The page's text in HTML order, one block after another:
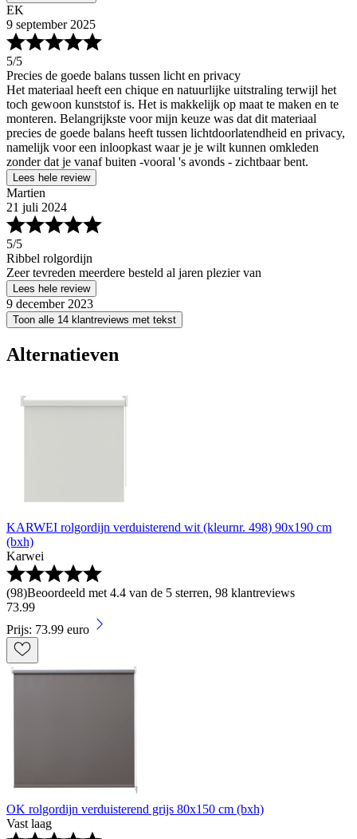
EK
9 september 2025
5/5
Precies de goede balans tussen licht en privacy
Het materiaal heeft een chique en natuurlijke uitstraling terwijl het
toch gewoon kunststof is. Het is makkelijk op maat te maken en te
monteren. Belangrijkste voor mijn keuze was dat dit materiaal
precies de goede balans heeft tussen lichtdoorlatendheid en privacy,
namelijk voor een inloopkast waar je je wilt kunnen omkleden
zonder dat je vanaf buiten -vooral 's avonds - zichtbaar bent.
Lees hele review
Martien
21 juli 2024
5/5
Ribbel rolgordijn
Zeer tevreden meerdere besteld al jaren plezier van
Lees hele review
9 december 2023
Toon alle 14 klantreviews met tekst
Alternatieven
KARWEI rolgordijn verduisterend wit (kleurnr. 498) 90x190 cm
(bxh)
Karwei
(98)Beoordeeld met 4.4 van de 5 sterren, 98 klantreviews
73.99
Prijs: 73.99 euro
OK rolgordijn verduisterend grijs 80x150 cm (bxh)
Vast laag